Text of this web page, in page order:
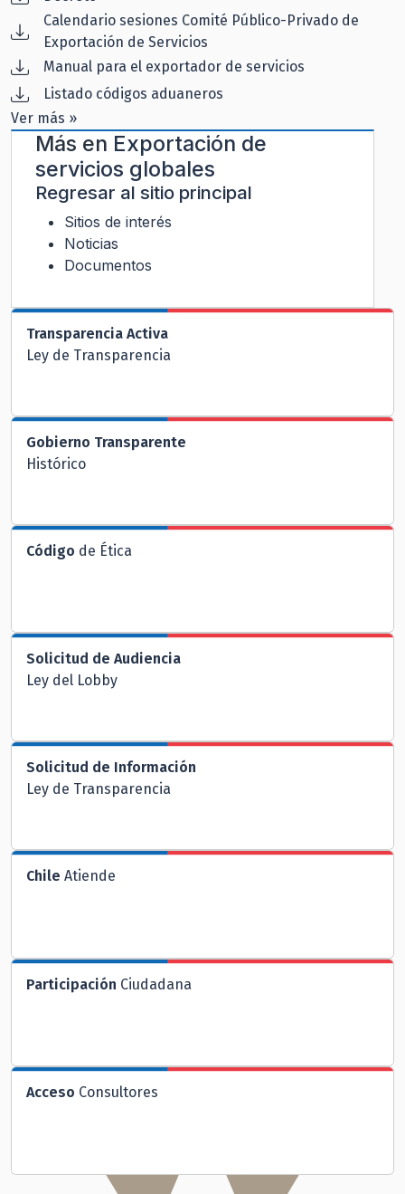
Calendario sesiones Comité Público-Privado de
Exportación de Servicios
Manual para el exportador de servicios
Listado códigos aduaneros
Ver más »
Más en Exportación de
servicios globales
Regresar al sitio principal
Sitios de interés
Noticias
Documentos
Transparencia Activa
Ley de Transparencia
Gobierno Transparente
Histórico
Código de Ética
Solicitud de Audiencia
Ley del Lobby
Solicitud de Información
Ley de Transparencia
Chile Atiende
Participación Ciudadana
Acceso Consultores